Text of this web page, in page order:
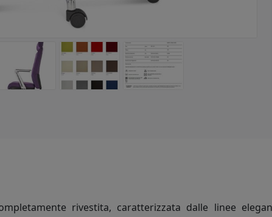
rivestita, caratterizzata dalle linee